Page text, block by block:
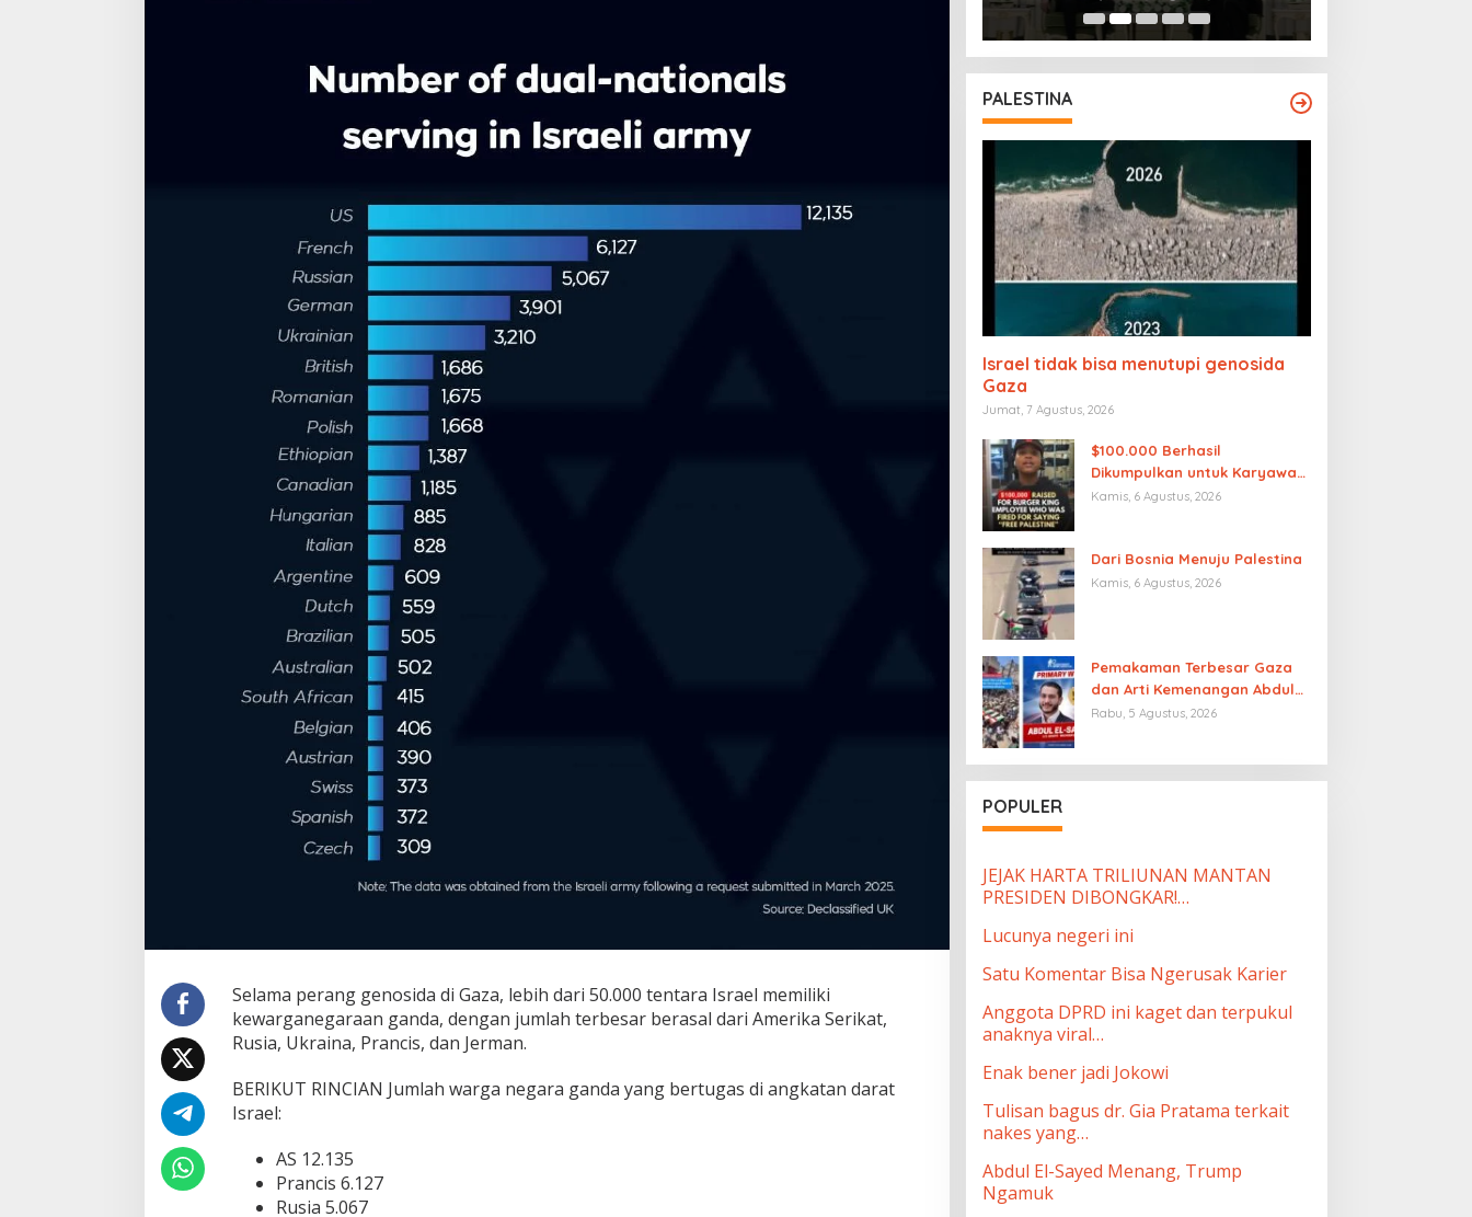
Selama perang genosida di Gaza, lebih dari 50.000 tentara Israel memiliki
kewarganegaraan ganda, dengan jumlah terbesar berasal dari Amerika Serikat,
Rusia, Ukraina, Prancis, dan Jerman.
BERIKUT RINCIAN Jumlah warga negara ganda yang bertugas di angkatan darat
Israel:
AS 12.135
Prancis 6.127
Rusia 5.067
PALESTINA
Israel tidak bisa menutupi genosida
Gaza
Jumat, 7 Agustus, 2026
$100.000 Berhasil
Dikumpulkan untuk Karyawan
Burger King yang Dipecat
Kamis, 6 Agustus, 2026
Dari Bosnia Menuju Palestina
Kamis, 6 Agustus, 2026
Pemakaman Terbesar Gaza
dan Arti Kemenangan Abdul
El-Sayed
Rabu, 5 Agustus, 2026
POPULER
JEJAK HARTA TRILIUNAN MANTAN
PRESIDEN DIBONGKAR!…
Lucunya negeri ini
Satu Komentar Bisa Ngerusak Karier
Anggota DPRD ini kaget dan terpukul
anaknya viral…
Enak bener jadi Jokowi
Tulisan bagus dr. Gia Pratama terkait
nakes yang…
Abdul El-Sayed Menang, Trump
Ngamuk